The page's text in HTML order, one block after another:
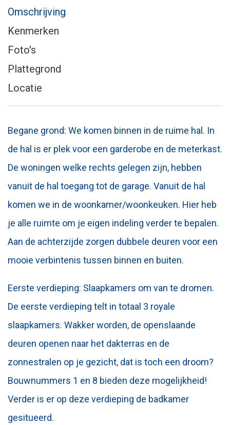
Omschrijving
Kenmerken
Foto's
Plattegrond
Locatie
Begane grond: We komen binnen in de ruime hal. In
de hal is er plek voor een garderobe en de meterkast.
De woningen welke rechts gelegen zijn, hebben
vanuit de hal toegang tot de garage. Vanuit de hal
komen we in de woonkamer/woonkeuken. Hier heb
je alle ruimte om je eigen indeling verder te bepalen.
Aan de achterzijde zorgen dubbele deuren voor een
mooie verbintenis tussen binnen en buiten.
Eerste verdieping: Slaapkamers om van te dromen.
De eerste verdieping telt in totaal 3 royale
slaapkamers. Wakker worden, de openslaande
deuren openen naar het dakterras en de
zonnestralen op je gezicht, dat is toch een droom?
Bouwnummers 1 en 8 bieden deze mogelijkheid!
Verder is er op deze verdieping de badkamer
gesitueerd.